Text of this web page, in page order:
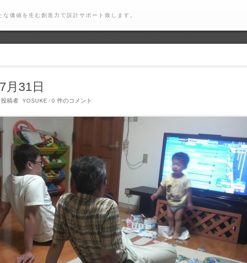
な価値を生む創造力で設計サポート致します。
7月31日
投稿者 YOSUKE / 0 件のコメント